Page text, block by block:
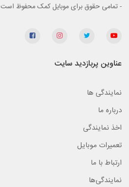
- تمامی حقوق برای موبایل کمک محفوظ است
عناوین پربازدید سایت
نمایندگی ها
درباره ما
اخذ نمایندگی
تعمیرات موبایل
ارتباط با ما
نمایندگی‌ها